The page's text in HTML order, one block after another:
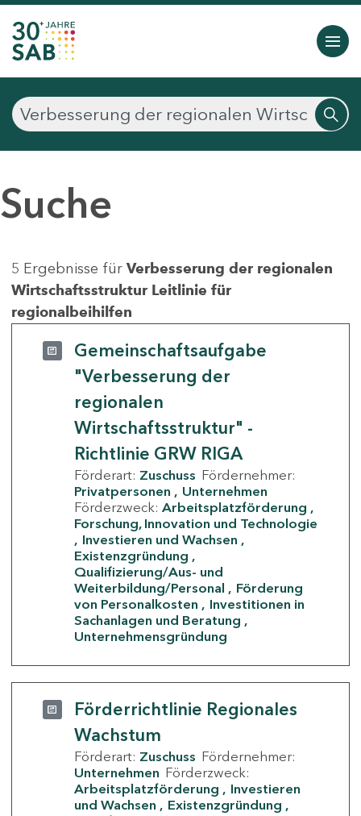
Suche
5 Ergebnisse für Verbesserung der regionalen
Wirtschaftsstruktur Leitlinie für
regionalbeihilfen
Gemeinschaftsaufgabe
"Verbesserung der
regionalen
Wirtschaftsstruktur" -
Richtlinie GRW RIGA
Förderart: Zuschuss Fördernehmer:
Privatpersonen
Unternehmen
Förderzweck: Arbeitsplatzförderung
Forschung, Innovation und Technologie
Investieren und Wachsen
Existenzgründung
Qualifizierung/Aus- und
Weiterbildung/Personal
Förderung
von Personalkosten
Investitionen in
Sachanlagen und Beratung
Unternehmensgründung
Förderrichtlinie Regionales
Wachstum
Förderart: Zuschuss Fördernehmer:
Unternehmen Förderzweck:
Arbeitsplatzförderung
Investieren
und Wachsen
Existenzgründung